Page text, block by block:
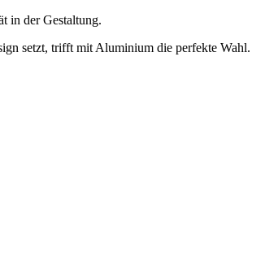
in der Gestaltung.
setzt, trifft mit Aluminium die perfekte Wahl.